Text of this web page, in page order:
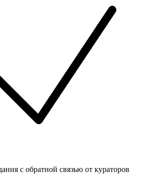
с обратной связью от кураторов